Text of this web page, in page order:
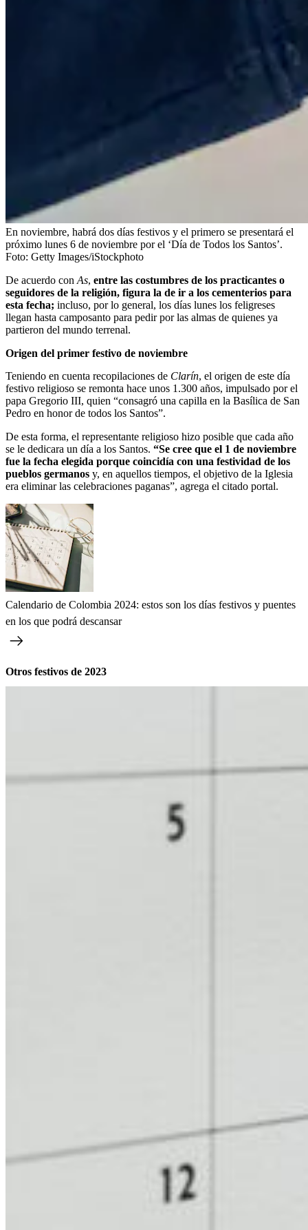
En noviembre, habrá dos días festivos y el primero se presentará el
próximo lunes 6 de noviembre por el ‘Día de Todos los Santos’.
Foto: Getty Images/iStockphoto
De acuerdo con As, entre las costumbres de los practicantes o
seguidores de la religión, figura la de ir a los cementerios para
esta fecha; incluso, por lo general, los días lunes los feligreses
llegan hasta camposanto para pedir por las almas de quienes ya
partieron del mundo terrenal.
Origen del primer festivo de noviembre
Teniendo en cuenta recopilaciones de Clarín, el origen de este día
festivo religioso se remonta hace unos 1.300 años, impulsado por el
papa Gregorio III, quien “consagró una capilla en la Basílica de San
Pedro en honor de todos los Santos”.
De esta forma, el representante religioso hizo posible que cada año
se le dedicara un día a los Santos. “Se cree que el 1 de noviembre
fue la fecha elegida porque coincidía con una festividad de los
pueblos germanos y, en aquellos tiempos, el objetivo de la Iglesia
era eliminar las celebraciones paganas”, agrega el citado portal.
Calendario de Colombia 2024: estos son los días festivos y puentes
en los que podrá descansar
Otros festivos de 2023